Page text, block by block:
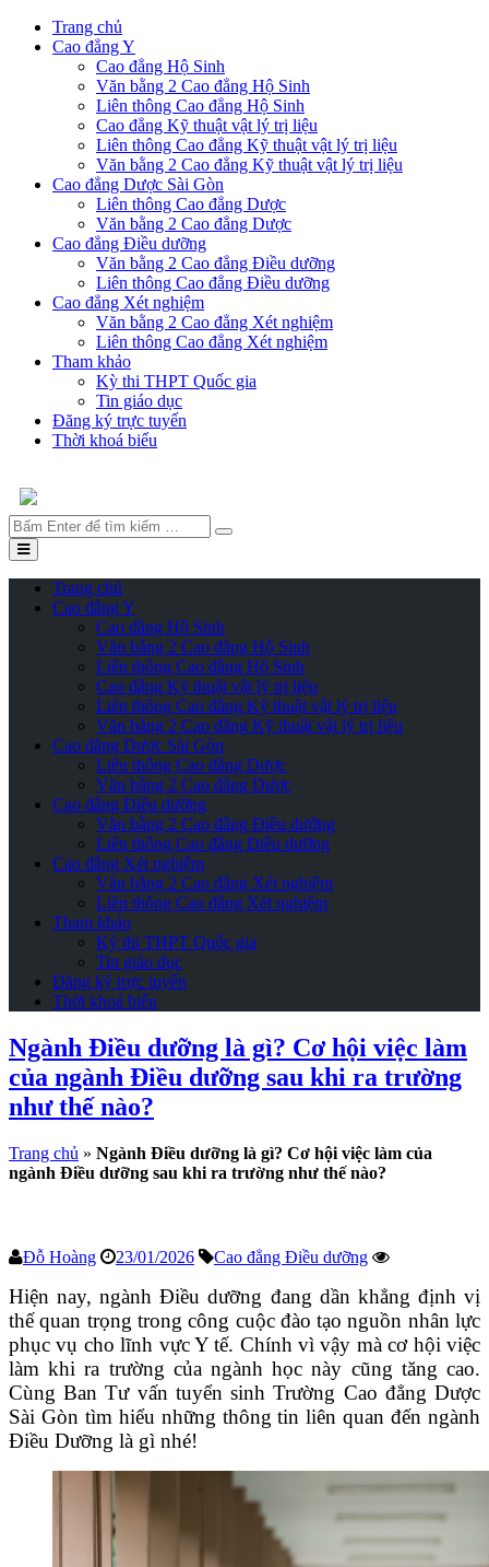
Trang chủ
Cao đẳng Y
Cao đẳng Hộ Sinh
Văn bằng 2 Cao đẳng Hộ Sinh
Liên thông Cao đẳng Hộ Sinh
Cao đẳng Kỹ thuật vật lý trị liệu
Liên thông Cao đẳng Kỹ thuật vật lý trị liệu
Văn bằng 2 Cao đẳng Kỹ thuật vật lý trị liệu
Cao đẳng Dược Sài Gòn
Liên thông Cao đẳng Dược
Văn bằng 2 Cao đẳng Dược
Cao đẳng Điều dưỡng
Văn bằng 2 Cao đẳng Điều dưỡng
Liên thông Cao đẳng Điều dưỡng
Cao đẳng Xét nghiệm
Văn bằng 2 Cao đẳng Xét nghiệm
Liên thông Cao đẳng Xét nghiệm
Tham khảo
Kỳ thi THPT Quốc gia
Tin giáo dục
Đăng ký trực tuyến
Thời khoá biểu
Tìm
Trang chủ
Cao đẳng Y
Cao đẳng Hộ Sinh
Văn bằng 2 Cao đẳng Hộ Sinh
Liên thông Cao đẳng Hộ Sinh
Cao đẳng Kỹ thuật vật lý trị liệu
Liên thông Cao đẳng Kỹ thuật vật lý trị liệu
Văn bằng 2 Cao đẳng Kỹ thuật vật lý trị liệu
Cao đẳng Dược Sài Gòn
Liên thông Cao đẳng Dược
Văn bằng 2 Cao đẳng Dược
Cao đẳng Điều dưỡng
Văn bằng 2 Cao đẳng Điều dưỡng
Liên thông Cao đẳng Điều dưỡng
Cao đẳng Xét nghiệm
Văn bằng 2 Cao đẳng Xét nghiệm
Liên thông Cao đẳng Xét nghiệm
Tham khảo
Kỳ thi THPT Quốc gia
Tin giáo dục
Đăng ký trực tuyến
Thời khoá biểu
Ngành Điều dưỡng là gì? Cơ hội việc làm
của ngành Điều dưỡng sau khi ra trường
như thế nào?
Trang chủ » Ngành Điều dưỡng là gì? Cơ hội việc làm của
ngành Điều dưỡng sau khi ra trường như thế nào?
Đỗ Hoàng 23/01/2026 Cao đẳng Điều dưỡng
Hiện nay, ngành Điều dưỡng đang dần khẳng định vị
thế quan trọng trong công cuộc đào tạo nguồn nhân lực
phục vụ cho lĩnh vực Y tế. Chính vì vậy mà cơ hội việc
làm khi ra trường của ngành học này cũng tăng cao.
Cùng Ban Tư vấn tuyển sinh Trường Cao đẳng Dược
Sài Gòn tìm hiểu những thông tin liên quan đến ngành
Điều Dưỡng là gì nhé!